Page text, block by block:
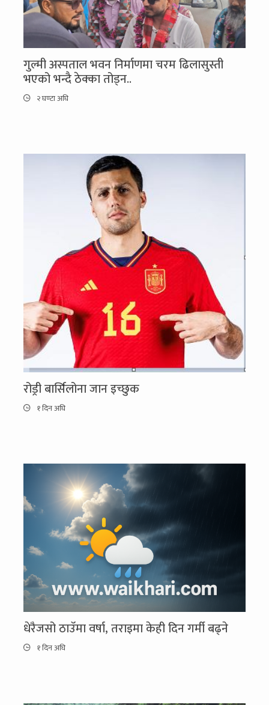
गुल्मी अस्पताल भवन निर्माणमा चरम ढिलासुस्ती
भएको भन्दै ठेक्का तोड्न..
२ घण्टा अघि
रोड्री बार्सिलोना जान इच्छुक
१ दिन अघि
धेरैजसो ठाउँमा वर्षा, तराइमा केही दिन गर्मी बढ्ने
१ दिन अघि